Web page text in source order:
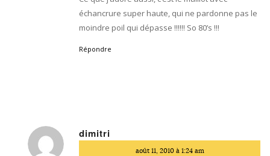
échancrure super haute, qui ne pardonne pas le
moindre poil qui dépasse !!!!!! So 80’s !!!
Répondre
dimitri
août 11, 2010 à 1:24 am